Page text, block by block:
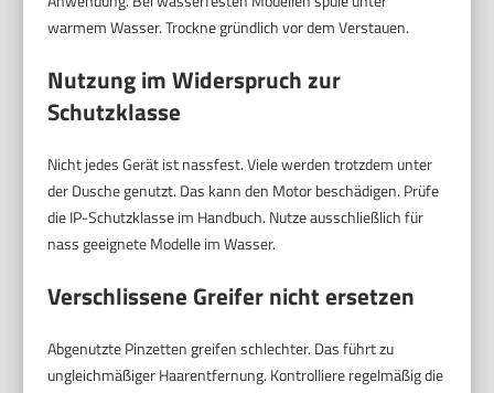
warmem Wasser. Trockne gründlich vor dem Verstauen.
Nutzung im Widerspruch zur
Schutzklasse
Nicht jedes Gerät ist nassfest. Viele werden trotzdem unter
der Dusche genutzt. Das kann den Motor beschädigen. Prüfe
die IP-Schutzklasse im Handbuch. Nutze ausschließlich für
nass geeignete Modelle im Wasser.
Verschlissene Greifer nicht ersetzen
Abgenutzte Pinzetten greifen schlechter. Das führt zu
ungleichmäßiger Haarentfernung. Kontrolliere regelmäßig die